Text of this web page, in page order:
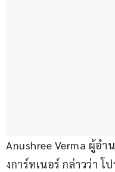
Anushree Verma ผู้อำ
งการ์ทเนอร์ กล่าวว่า โ